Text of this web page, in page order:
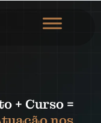
+ Curso =